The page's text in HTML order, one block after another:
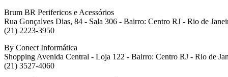
Brum BR Perifericos e Acessórios
Rua Gonçalves Dias, 84 - Sala 306 - Bairro: Centro RJ - Rio de
(21) 2223-3950
By Conect Informática
Shopping Avenida Central - Loja 122 - Bairro: Centro RJ - Rio de
(21) 3527-4060